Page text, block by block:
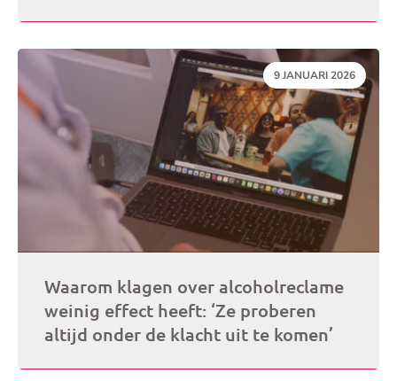
DATUM:
9 JANUARI 2026
Waarom klagen over alcoholreclame
weinig effect heeft: ‘Ze proberen
altijd onder de klacht uit te komen’